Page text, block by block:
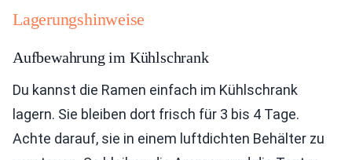
Lagerungshinweise
Aufbewahrung im Kühlschrank
Du kannst die Ramen einfach im Kühlschrank
lagern. Sie bleiben dort frisch für 3 bis 4 Tage.
Achte darauf, sie in einem luftdichten Behälter zu